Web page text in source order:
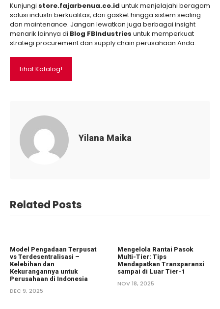
Kunjungi store.fajarbenua.co.id untuk menjelajahi beragam
solusi industri berkualitas, dari gasket hingga sistem sealing
dan maintenance. Jangan lewatkan juga berbagai insight
menarik lainnya di Blog FBIndustries untuk memperkuat
strategi procurement dan supply chain perusahaan Anda.
Lihat Katalog!
Yilana Maika
Related Posts
Model Pengadaan Terpusat
vs Terdesentralisasi –
Kelebihan dan
Kekurangannya untuk
Perusahaan di Indonesia
DEC 9, 2025
Mengelola Rantai Pasok
Multi-Tier: Tips
Mendapatkan Transparansi
sampai di Luar Tier-1
NOV 18, 2025